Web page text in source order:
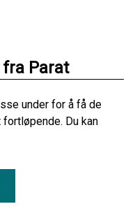
Parat
under for å få de
Du kan